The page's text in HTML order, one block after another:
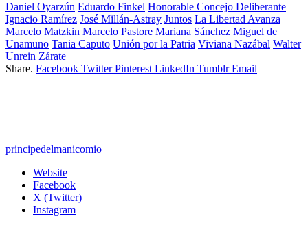
Daniel Oyarzún Eduardo Finkel Honorable Concejo Deliberante
Ignacio Ramírez José Millán-Astray Juntos La Libertad Avanza
Marcelo Matzkin Marcelo Pastore Mariana Sánchez Miguel de
Unamuno Tania Caputo Unión por la Patria Viviana Nazábal Walter
Unrein Zárate
Share. Facebook Twitter Pinterest LinkedIn Tumblr Email
principedelmanicomio
Website
Facebook
X (Twitter)
Instagram